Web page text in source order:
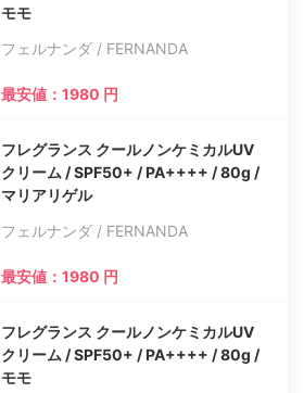
モモ
フェルナンダ / FERNANDA
最安値：1980 円
フレグランス クールノンケミカルUV
クリーム / SPF50+ / PA++++ / 80g /
マリアリゲル
フェルナンダ / FERNANDA
最安値：1980 円
フレグランス クールノンケミカルUV
クリーム / SPF50+ / PA++++ / 80g /
モモ